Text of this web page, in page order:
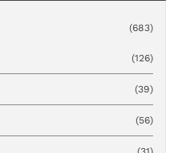
(683)
(126)
(39)
(56)